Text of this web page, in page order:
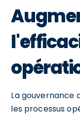
La gouvernance
les processus